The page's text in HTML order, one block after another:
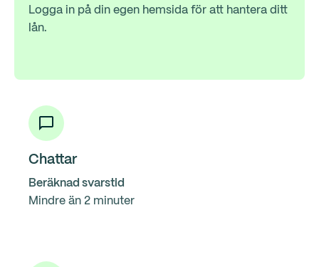
Logga in på din egen hemsida för att hantera ditt
lån.
Chattar
Beräknad svarstid
Mindre än 2 minuter